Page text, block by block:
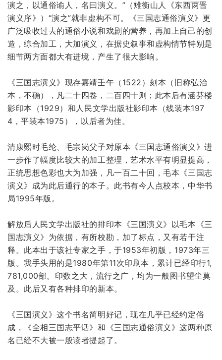
演之，以通俗谕人，名曰演义。”（雉衡山人《东西两晋
演义序》）“演之”就非虚构不可。《三国志通俗演义》更
广泛吸收过去的通俗小说和戏剧的营养，再加上自己的创
造，综合加工，大加演义，在据史叙事和虚构情节特别是
细节两方面都大有进境，产生了很大影响。
《三国志演义》现存嘉靖壬午（1522）刻本（旧称弘治
本，不确），凡二十四卷，二百四十则；此本后有涵芬楼
影印本（1929）和人民文学出版社影印本（线装本197
4，平装本1975），以后者为佳。
清康熙时毛纶、毛宗岗父子对原本《三国志通俗演义》进
一步作了幅度比较大的加工整理，艺术水平有明显提高，
正统思想色彩也大为加强，凡一百二十回，毛本《三国志
演义》成为此后通行的本子。此书有今人点校本，中华书
局1995年版。
解放后人民文学出版社的排印本《三国演义》以毛本《三
国志演义》为依据，有所校勘，加了标点，又有若干注
释。此本出于该社专家之手，于1953年初版，1973年三
版。我手头用的是1980年第11次印刷本，累计已经印行1,
781,000部。印数之大，流行之广，均为一般图书望尘莫
及。此后又有各种排印的新本。
《三国演义》这个书名简明好记，现在几乎已经约定俗
成，《全相三国志平话》和《三国志通俗演义》这两种原
名已经不大被一般读者提起了。